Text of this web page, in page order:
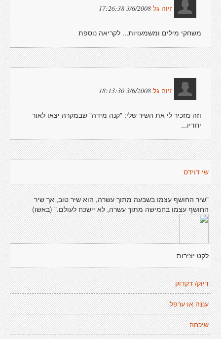
זיוה גל 3/6/2008 17:26:38
משחקי מילים ומשמעויות... לקריאה נוספת
זיוה גל 3/6/2008 18:13:30
וזה מזכיר לי את השיר שלי: "קנה מידה" שבמקרה יצאו לאור
יחדיו...
שי דוידס
"שיר החושף עצמו בשבעה מתוך עשרה, הוא שיר טוב, אך שיר
החושף עצמו בחמישה מתוך עשרה, לא יישכח לעולם." (באשו)
לקט יצירות
דיוק/ דקדוק
עננה או ערפל
שיכחה